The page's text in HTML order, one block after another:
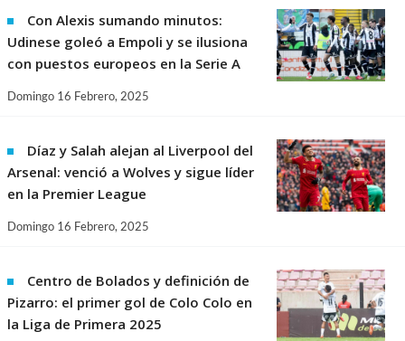
Con Alexis sumando minutos:
Udinese goleó a Empoli y se ilusiona
con puestos europeos en la Serie A
Domingo 16 Febrero, 2025
Díaz y Salah alejan al Liverpool del
Arsenal: venció a Wolves y sigue líder
en la Premier League
Domingo 16 Febrero, 2025
Centro de Bolados y definición de
Pizarro: el primer gol de Colo Colo en
la Liga de Primera 2025